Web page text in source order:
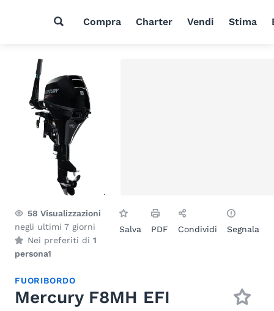
Compra Charter Vendi Stima
58 Visualizzazioni
negli ultimi 7 giorni
Nei preferiti di 1
persona1
Salva PDF Condividi Segnala
FUORIBORDO
Mercury F8MH EFI